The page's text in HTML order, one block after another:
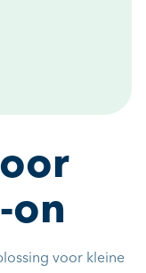
on
voor kleine